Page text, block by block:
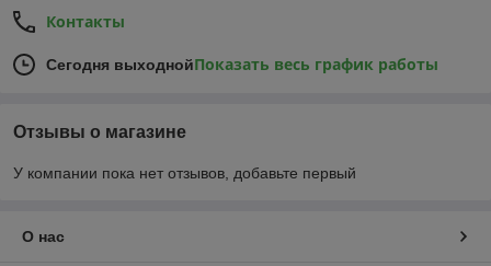
Контакты
Сегодня выходнойПоказать весь график работы
Отзывы о магазине
У компании пока нет отзывов, добавьте первый
О нас